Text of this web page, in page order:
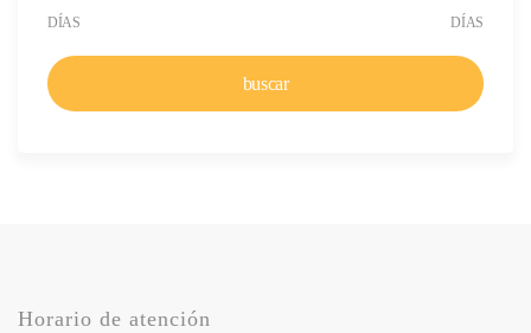
Duración mínima del viaje
Duración máxima del viaje
DÍAS DÍAS
buscar
Horario de atención